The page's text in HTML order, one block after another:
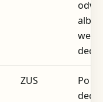
albo
ZUS
Po